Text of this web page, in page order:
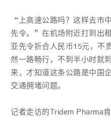
“上高速公路吗？这样去市
先令。”在机场附近打到出
亚先令折合人民币15元，不
然一路畅行，不到半小时就
来，才知道这条公路是中国
交通拥堵问题。
记者走访的Tridem Pharma